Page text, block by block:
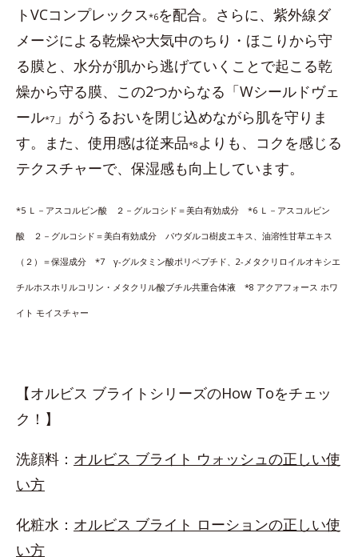
トVCコンプレックス*6を配合。さらに、紫外線ダ
メージによる乾燥や大気中のちり・ほこりから守
る膜と、水分が肌から逃げていくことで起こる乾
燥から守る膜、この2つからなる「Wシールドヴェ
ール*7 」がうるおいを閉じ込めながら肌を守りま
す。また、使用感は従来品*8 よりも、コクを感じる
テクスチャーで、保湿感も向上しています。
*5 Ｌ－アスコルビン酸 ２－グルコシド＝美白有効成分 *6 Ｌ－アスコルビン
酸 ２－グルコシド＝美白有効成分 パウダルコ樹皮エキス、油溶性甘草エキス
（２）＝保湿成分 *7 γ-グルタミン酸ポリペプチド、2-メタクリロイルオキシエ
チルホスホリルコリン・メタクリル酸ブチル共重合体液 *8 アクアフォース ホワ
イト モイスチャー
【オルビス ブライトシリーズのHow Toをチェッ
ク！】
洗顔料： オルビス ブライト ウォッシュの正しい使
い方
化粧水： オルビス ブライト ローションの正しい使
い方